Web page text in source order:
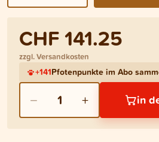
CHF 141.25
zzgl. Versandkosten
+141Pfotenpunkte im Abo
− 1 + in